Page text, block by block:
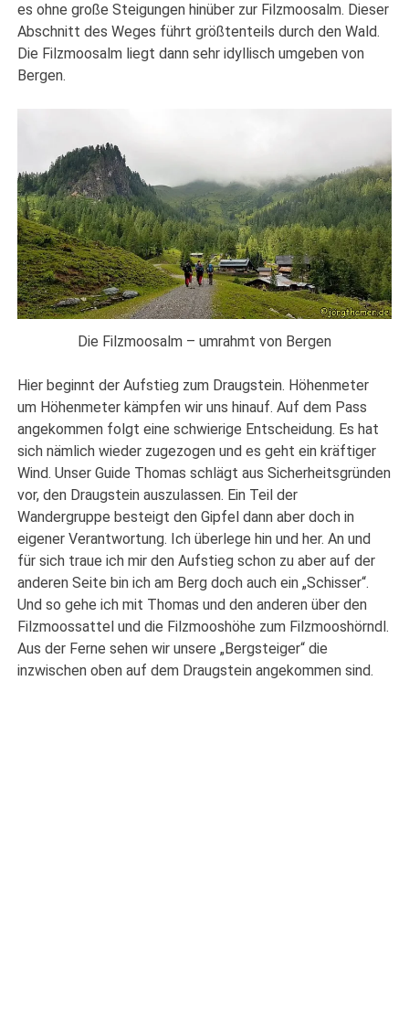
es ohne große Steigungen hinüber zur Filzmoosalm. Dieser
Abschnitt des Weges führt größtenteils durch den Wald.
Die Filzmoosalm liegt dann sehr idyllisch umgeben von
Bergen.
Die Filzmoosalm – umrahmt von Bergen
Hier beginnt der Aufstieg zum Draugstein. Höhenmeter
um Höhenmeter kämpfen wir uns hinauf. Auf dem Pass
angekommen folgt eine schwierige Entscheidung. Es hat
sich nämlich wieder zugezogen und es geht ein kräftiger
Wind. Unser Guide Thomas schlägt aus Sicherheitsgründen
vor, den Draugstein auszulassen. Ein Teil der
Wandergruppe besteigt den Gipfel dann aber doch in
eigener Verantwortung. Ich überlege hin und her. An und
für sich traue ich mir den Aufstieg schon zu aber auf der
anderen Seite bin ich am Berg doch auch ein „Schisser“.
Und so gehe ich mit Thomas und den anderen über den
Filzmoossattel und die Filzmooshöhe zum Filzmooshörndl.
Aus der Ferne sehen wir unsere „Bergsteiger“ die
inzwischen oben auf dem Draugstein angekommen sind.